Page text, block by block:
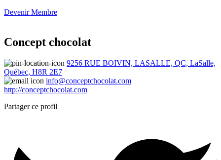
Devenir Membre
Concept chocolat
9256 RUE BOIVIN, LASALLE, QC, LaSalle,
Québec, H8R 2E7
info@conceptchocolat.com
http://conceptchocolat.com
Partager ce profil